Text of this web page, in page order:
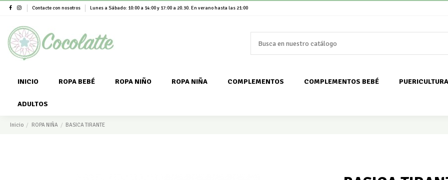
Contacte con nosotros Lunes a Sábado: 10:00 a 14:00 y 17:00 a 20.30. En verano hasta las 21:00
INICIO ROPA BEBÉ ROPA NIÑO ROPA NIÑA COMPLEMENTOS COMPLEMENTOS BEBÉ PUERICULTURA
ADULTOS
Inicio ROPA NIÑA BASICA TIRANTE